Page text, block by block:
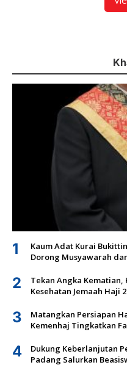
1
Kaum Adat Kurai
Dorong Musyawarah
2
Tekan Angka Kematian,
Kesehatan Jemaah Haji
3
Matangkan Persiapan
Kemenhaj Tingkatkan
4
Dukung Keberlanjutan
Padang Salurkan